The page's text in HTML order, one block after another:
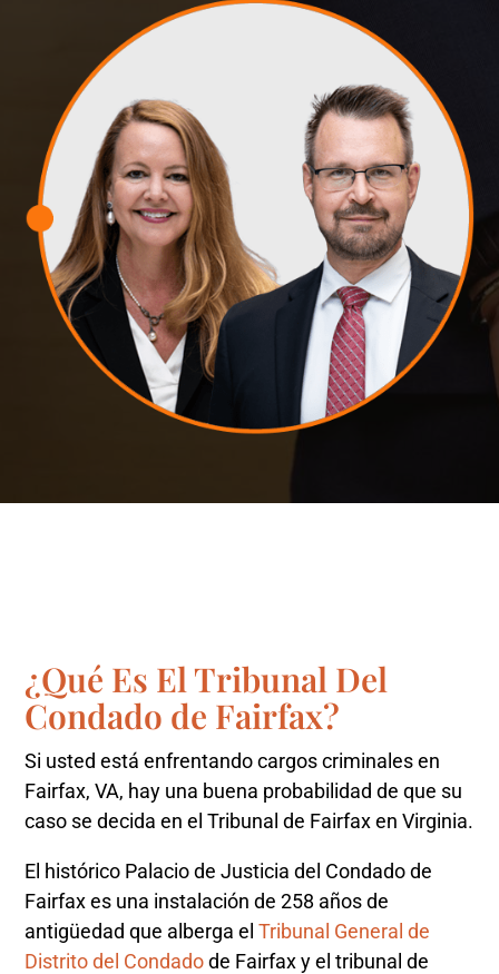
¿Qué Es El Tribunal Del
Condado de Fairfax?
Si usted está enfrentando cargos criminales en
Fairfax, VA, hay una buena probabilidad de que su
caso se decida en el Tribunal de Fairfax en Virginia.
El histórico Palacio de Justicia del Condado de
Fairfax es una instalación de 258 años de
antigüedad que alberga el Tribunal General de
Distrito del Condado de Fairfax y el tribunal de